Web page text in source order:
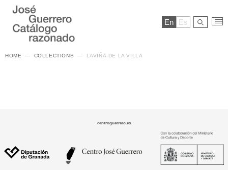
En Es
HOME COLLECTIONS LAVIÑA-DE LA VILLA
centroguerrero.es